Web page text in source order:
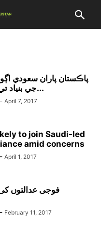
پاڪستان پاران سعودي
جي بنياد تي ٺهندڙ فوجي...
- April 7, 2017
to join Saudi-led
amid concerns
- April 1, 2017
فوجی عدالتوں
- February 11, 2017